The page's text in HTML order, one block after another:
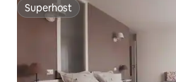
Superhost
Superhost